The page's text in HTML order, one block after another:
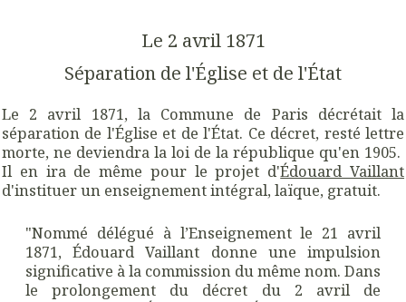
Le 2 avril 1871
Séparation de l'Église et de l'État
Le 2 avril 1871, la Commune de Paris décrétait la
séparation de l'Église et de l'État. Ce décret, resté lettre
morte, ne deviendra la loi de la république qu'en 1905.
Il en ira de même pour le projet d'Édouard Vaillant
d'instituer un enseignement intégral, laïque, gratuit.
"Nommé délégué à l’Enseignement le 21 avril
1871, Édouard Vaillant donne une impulsion
significative à la commission du même nom. Dans
le prolongement du décret du 2 avril de